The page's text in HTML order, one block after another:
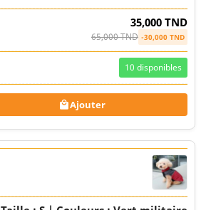
35,000 TND
65,000 TND -30,000 TND
10 disponibles
Ajouter